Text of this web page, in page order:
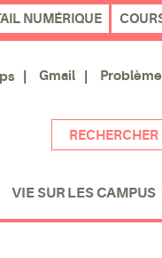
NUMÉRIQUE
Gmail
VIE SUR LES CAMPUS